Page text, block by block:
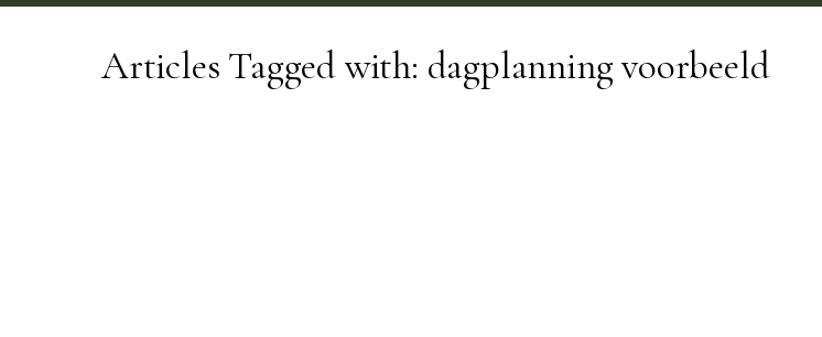
Articles Tagged with: dagplanning voorbeeld